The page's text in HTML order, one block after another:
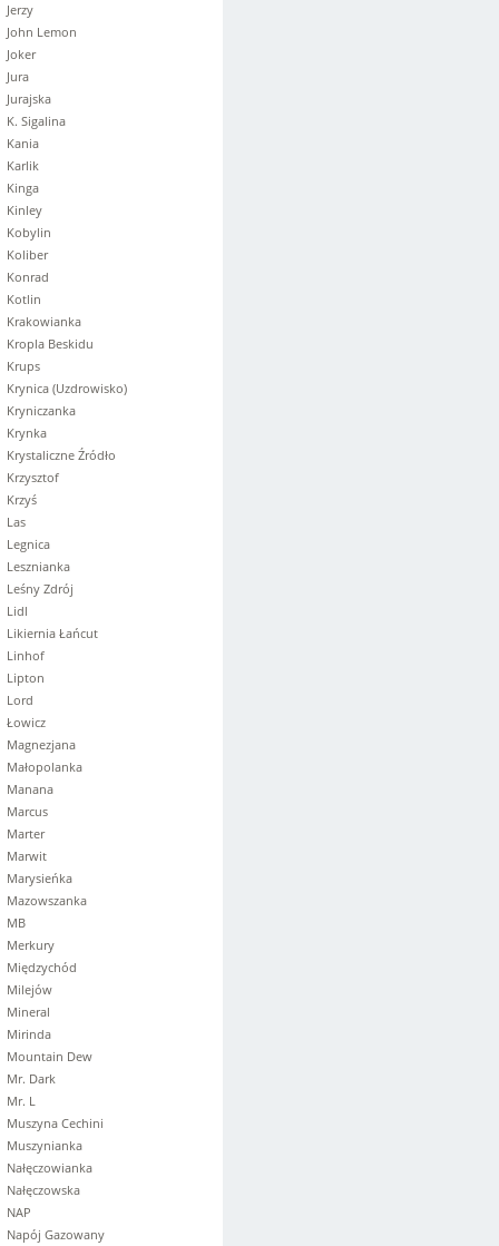
Jerzy
John Lemon
Joker
Jura
Jurajska
K. Sigalina
Kania
Karlik
Kinga
Kinley
Kobylin
Koliber
Konrad
Kotlin
Krakowianka
Kropla Beskidu
Krups
Krynica (Uzdrowisko)
Kryniczanka
Krynka
Krystaliczne Źródło
Krzysztof
Krzyś
Las
Legnica
Lesznianka
Leśny Zdrój
Lidl
Likiernia Łańcut
Linhof
Lipton
Lord
Łowicz
Magnezjana
Małopolanka
Manana
Marcus
Marter
Marwit
Marysieńka
Mazowszanka
MB
Merkury
Międzychód
Milejów
Mineral
Mirinda
Mountain Dew
Mr. Dark
Mr. L
Muszyna Cechini
Muszynianka
Nałęczowianka
Nałęczowska
NAP
Napój Gazowany